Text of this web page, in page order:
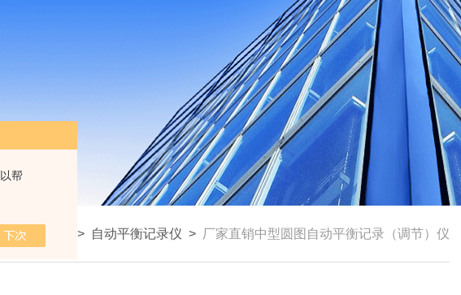
帮
>记录仪表 > 自动平衡记录仪 > 厂家直销中型圆图自动平衡记录（调节）仪